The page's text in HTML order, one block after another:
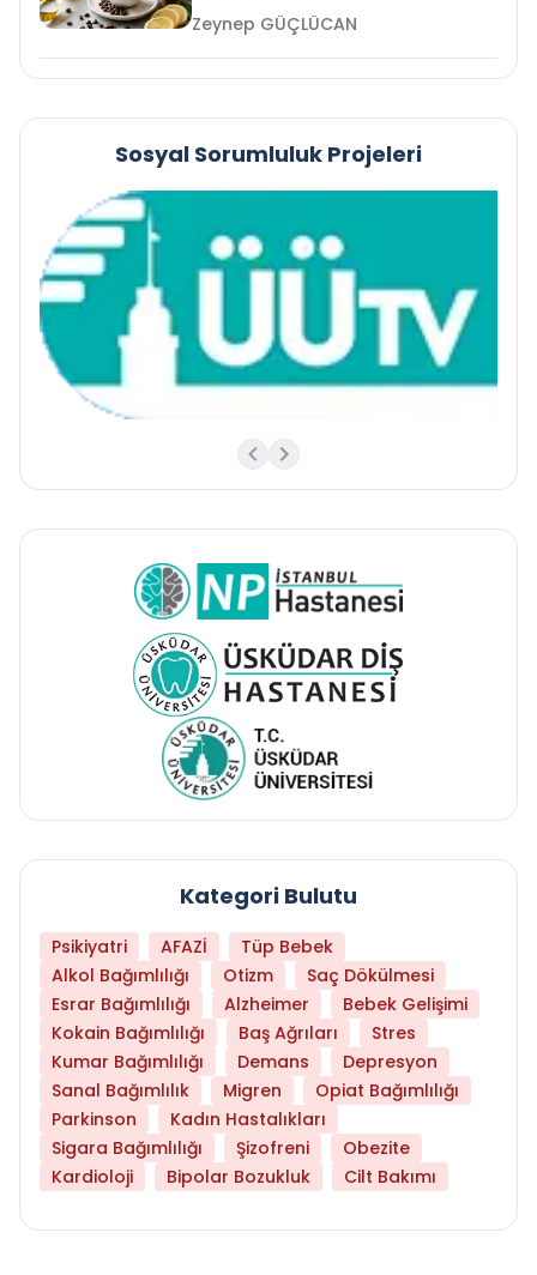
Zeynep GÜÇLÜCAN
Sosyal Sorumluluk Projeleri
Kategori Bulutu
Psikiyatri AFAZİ
Tüp Bebek
Alkol Bağımlılığı
Otizm
Saç Dökülmesi
Esrar Bağımlılığı
Alzheimer
Bebek Gelişimi
Kokain Bağımlılığı
Baş Ağrıları
Stres
Kumar Bağımlılığı
Demans
Depresyon
Sanal Bağımlılık
Migren
Opiat Bağımlılığı
Parkinson
Kadın Hastalıkları
Sigara Bağımlılığı
Şizofreni
Obezite
Kardioloji
Bipolar Bozukluk Cilt Bakımı